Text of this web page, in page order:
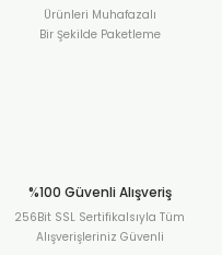
Ürünleri Muhafazalı
Bir Şekilde Paketleme
%100 Güvenli Alışveriş
256Bit SSL Sertifikalsıyla Tüm
Alışverişleriniz Güvenli